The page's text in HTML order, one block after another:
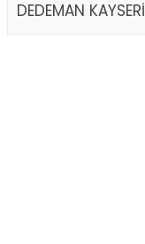
DEDEMAN KAYSERİ